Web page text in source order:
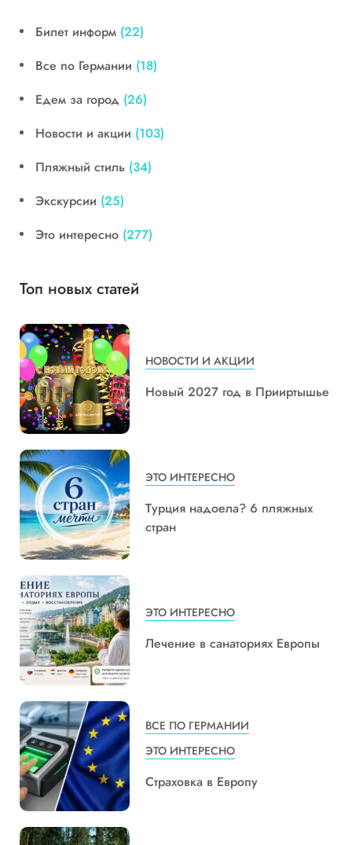
Билет информ (22)
Все по Германии (18)
Едем за город (26)
Новости и акции (103)
Пляжный стиль (34)
Экскурсии (25)
Это интересно (277)
Топ новых статей
НОВОСТИ И АКЦИИ
Новый 2027 год в Прииртышье
ЭТО ИНТЕРЕСНО
Турция надоела? 6 пляжных
стран
ЭТО ИНТЕРЕСНО
Лечение в санаториях Европы
ВСЕ ПО ГЕРМАНИИ
ЭТО ИНТЕРЕСНО
Страховка в Европу